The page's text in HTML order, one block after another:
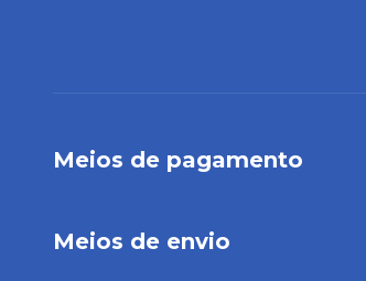
Meios de pagamento
Meios de envio